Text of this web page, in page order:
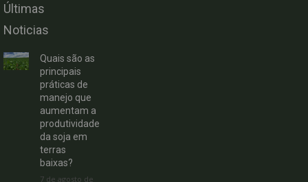
Últimas
Noticias
Quais são as
principais
práticas de
manejo que
aumentam a
produtividade
da soja em
terras
baixas?
7 de agosto de